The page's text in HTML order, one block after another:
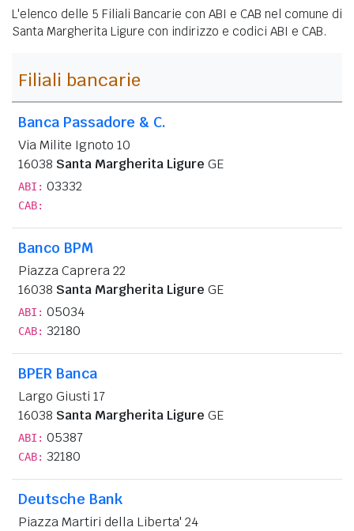
L'elenco delle 5 Filiali Bancarie con ABI e CAB nel comune di
Santa Margherita Ligure con indirizzo e codici ABI e CAB.
Filiali bancarie
Banca Passadore & C.
Via Milite Ignoto 10
16038 Santa Margherita Ligure GE
ABI: 03332
CAB:
Banco BPM
Piazza Caprera 22
16038 Santa Margherita Ligure GE
ABI: 05034
CAB: 32180
BPER Banca
Largo Giusti 17
16038 Santa Margherita Ligure GE
ABI: 05387
CAB: 32180
Deutsche Bank
Piazza Martiri della Liberta' 24